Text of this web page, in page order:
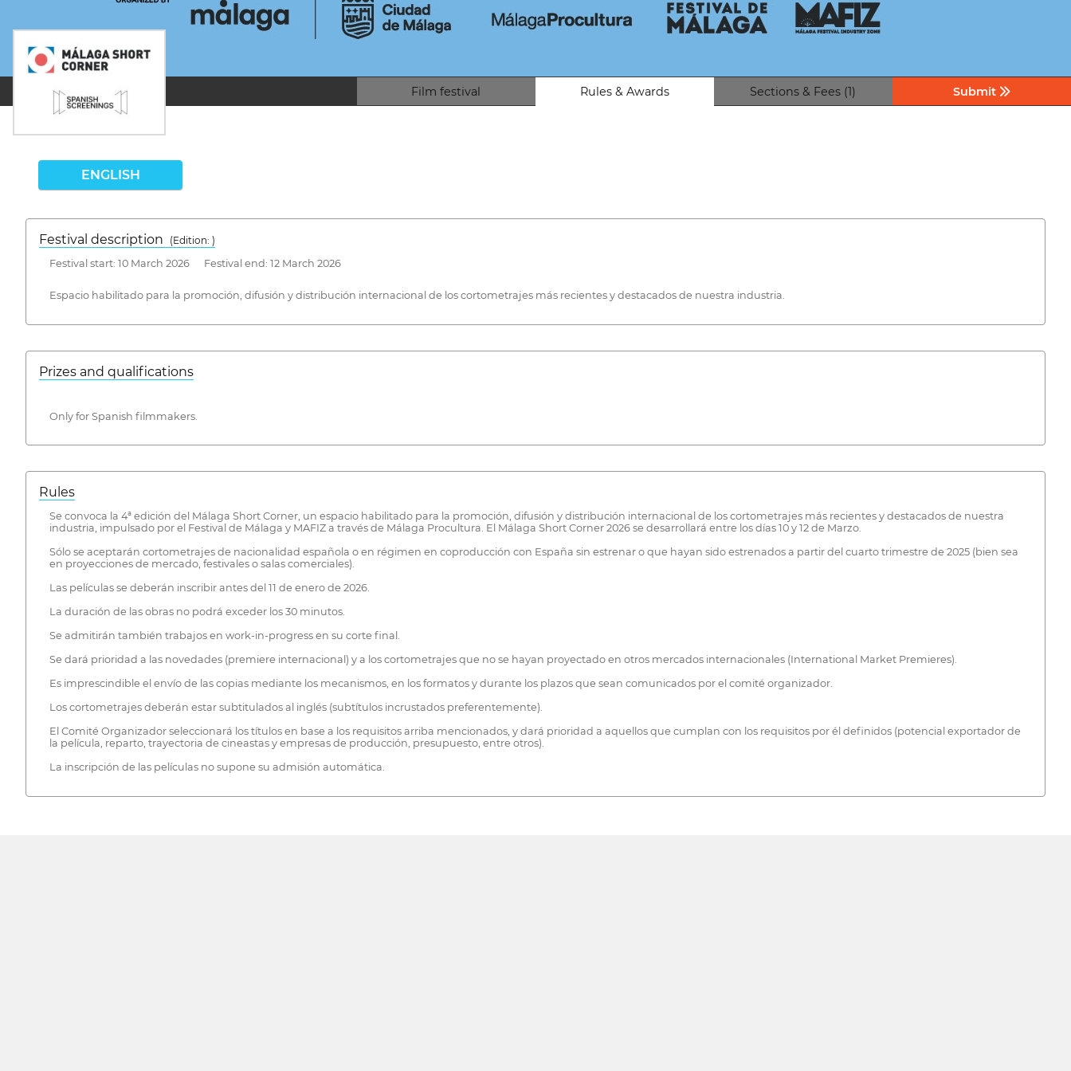
Film festival Rules & Awards Sections & Fees (1) Submit
ENGLISH
Festival description
(Edition: )
Festival start: 10 March 2026 Festival end: 12 March 2026
Espacio habilitado para la promoción, difusión y distribución internacional de los cortometrajes más recientes y destacados de nuestra industria.
Prizes and qualifications
Only for Spanish filmmakers.
Rules
Se convoca la 4ª edición del Málaga Short Corner, un espacio habilitado para la promoción, difusión y distribución internacional de los cortometrajes más recientes y destacados de nuestra
industria, impulsado por el Festival de Málaga y MAFIZ a través de Málaga Procultura. El Málaga Short Corner 2026 se desarrollará entre los días 10 y 12 de Marzo.
Sólo se aceptarán cortometrajes de nacionalidad española o en régimen en coproducción con España sin estrenar o que hayan sido estrenados a partir del cuarto trimestre de 2025 (bien sea
en proyecciones de mercado, festivales o salas comerciales).
Las películas se deberán inscribir antes del 11 de enero de 2026.
La duración de las obras no podrá exceder los 30 minutos.
Se admitirán también trabajos en work-in-progress en su corte final.
Se dará prioridad a las novedades (premiere internacional) y a los cortometrajes que no se hayan proyectado en otros mercados internacionales (International Market Premieres).
Es imprescindible el envío de las copias mediante los mecanismos, en los formatos y durante los plazos que sean comunicados por el comité organizador.
Los cortometrajes deberán estar subtitulados al inglés (subtítulos incrustados preferentemente).
El Comité Organizador seleccionará los títulos en base a los requisitos arriba mencionados, y dará prioridad a aquellos que cumplan con los requisitos por él definidos (potencial exportador de
la película, reparto, trayectoria de cineastas y empresas de producción, presupuesto, entre otros).
La inscripción de las películas no supone su admisión automática.